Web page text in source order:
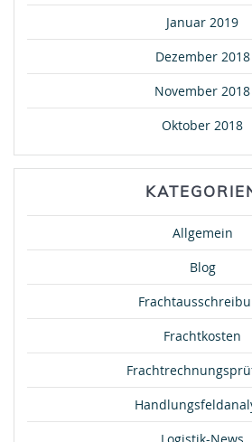
Januar 2019
Dezember 2018
November 2018
Oktober 2018
Allgemein
Blog
Frachtkosten